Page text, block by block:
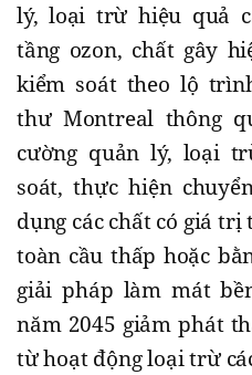
lý, loại trừ hiệu quả
tầng ozon, chất gây
kiểm soát theo lộ
thư Montreal thông
cường quản lý, loại
soát, thực hiện
dụng các chất có giá
toàn cầu thấp hoặc
giải pháp làm mát
năm 2045 giảm phát
từ hoạt động loại trừ